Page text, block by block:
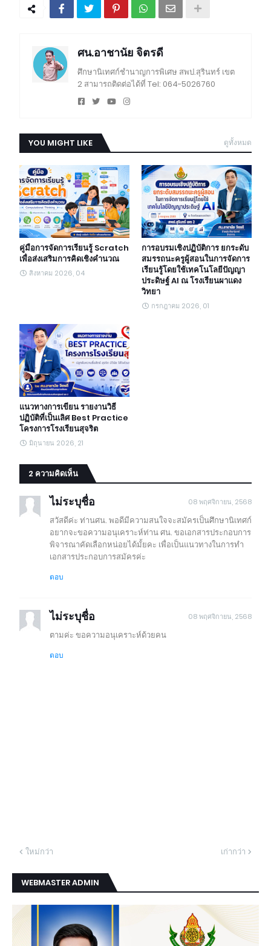
ศน.อาชานัย จิตรดี
ศึกษานิเทศก์ชำนาญการพิเศษ สพป.สุรินทร์ เขต
2 สามารถติดต่อได้ที่ Tel: 064-5026760
YOU MIGHT LIKE ดูทั้งหมด
คู่มือการจัดการเรียนรู้ Scratch
เพื่อส่งเสริมการคิดเชิงคำนวณ
สิงหาคม 2026, 04
การอบรมเชิงปฏิบัติการ ยกระดับ
สมรรถนะครูผู้สอนในการจัดการ
เรียนรู้โดยใช้เทคโนโลยีปัญญา
ประดิษฐ์ AI ณ โรงเรียนผาแดง
วิทยา
กรกฎาคม 2026, 01
แนวทางการเขียน รายงานวิธี
ปฏิบัติที่เป็นเลิศ Best Practice
โครงการโรงเรียนสุจริต
มิถุนายน 2026, 21
2 ความคิดเห็น
ไม่ระบุชื่อ 08 พฤศจิกายน, 2568
สวัสดีค่ะ ท่านศน. พอดีมีความสนใจจะสมัครเป็นศึกษานิเทศก์
อยากจะขอความอนุเคราะห์ท่าน ศน. ขอเอกสารประกอบการ
พิจารณาคัดเลือกหน่อยได้มั้ยคะ เพื่อเป็นแนวทางในการทำ
เอกสารประกอบการสมัครค่ะ
ตอบ
ไม่ระบุชื่อ 08 พฤศจิกายน, 2568
ตามค่ะ ขอความอนุเคราะห์ด้วยคน
ตอบ
ใหม่กว่า เก่ากว่า
WEBMASTER ADMIN